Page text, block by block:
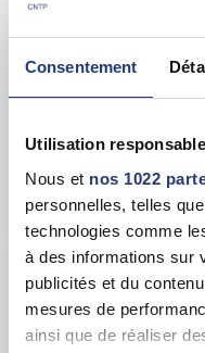
Consentement
Utilisation
Nous et nos 1022
personnelles, telles
technologies comme
à des informations sur
publicités et du
mesures de
ainsi que de réaliser
124.00 €
En forte demande
Adresse
48bis Rue de
Voir
59 - Douai
133.00 €
En forte demande